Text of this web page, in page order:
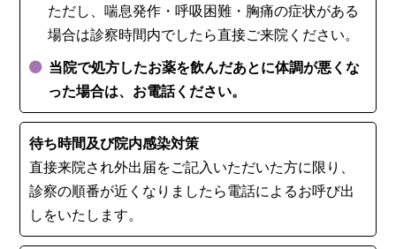
ただし、喘息発作・呼吸困難・胸痛の症状がある
場合は診察時間内でしたら直接ご来院ください。
当院で処方したお薬を飲んだあとに体調が悪くな
った場合は、お電話ください。
待ち時間及び院内感染対策
直接来院され外出届をご記入いただいた方に限り、
診察の順番が近くなりましたら電話によるお呼び出
しをいたします。